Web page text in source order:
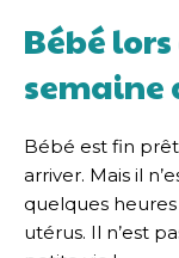
Bébé
semaine
Bébé est fin
arriver. Mais il
quelques
utérus. Il n’est